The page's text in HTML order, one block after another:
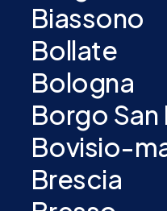
Biassono
Bollate
Bologna
Borgo San
Bovisio-
Brescia